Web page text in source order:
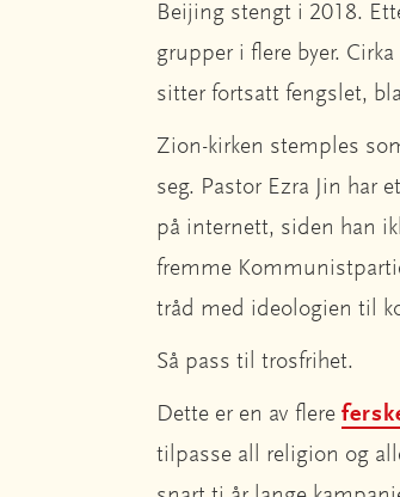
Beijing stengt i 2018.
grupper i flere byer.
sitter fortsatt fengslet,
Zion-kirken stemples
seg. Pastor Ezra Jin har
på internett, siden han
fremme
tråd med ideologien til
Så pass til trosfrihet.
Dette er en av flere
tilpasse all religion og